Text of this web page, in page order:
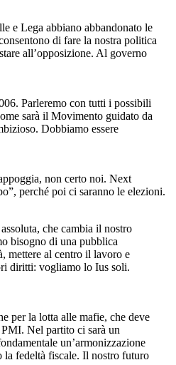
e Lega abbiano abbandonato le
di fare la nostra politica
all’opposizione. Al governo
Parleremo con tutti i possibili
sarà il Movimento guidato da
Dobbiamo essere
non certo noi. Next
perché poi ci saranno le elezioni.
che cambia il nostro
bisogno di una pubblica
mettere al centro il lavoro e
diritti: vogliamo lo Ius soli.
per la lotta alle mafie, che deve
Nel partito ci sarà un
un’armonizzazione
la fedeltà fiscale. Il nostro futuro